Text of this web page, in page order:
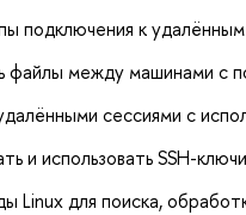
подключения к
файлы между машинами с
сессиями с
и использовать SSH-
Linux для поиска,